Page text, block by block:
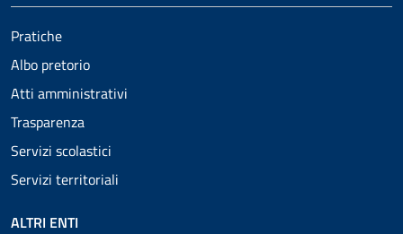
Pratiche
Albo pretorio
Atti amministrativi
Trasparenza
Servizi scolastici
Servizi territoriali
ALTRI ENTI